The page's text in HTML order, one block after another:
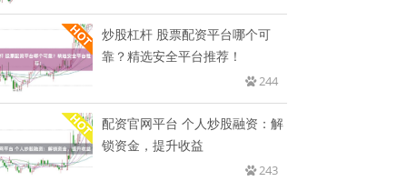
炒股杠杆 股票配资平台哪个可
靠？精选安全平台推荐！
244
配资官网平台 个人炒股融资：解
锁资金，提升收益
243